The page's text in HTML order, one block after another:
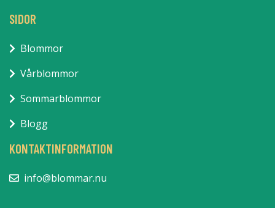
SIDOR
Blommor
Vårblommor
Sommarblommor
Blogg
KONTAKTINFORMATION
info@blommar.nu